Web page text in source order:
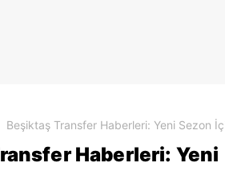
Beşiktaş Transfer Haberleri: Yeni Sezon İçin
Haberleri: Yeni